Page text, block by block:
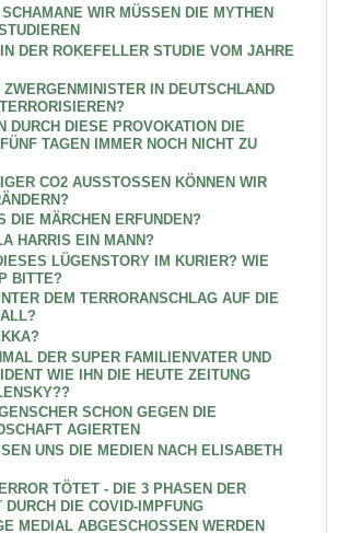
WIR MÜSSEN DIE MYTHEN
DER ROKEFELLER STUDIE VOM JAHRE
ZWERGENMINISTER IN DEUTSCHLAND
DURCH DIESE PROVOKATION DIE
TAGEN IMMER NOCH NICHT ZU
CO2 AUSSTOSSEN KÖNNEN WIR
DIE MÄRCHEN ERFUNDEN?
HARRIS EIN MANN?
LÜGENSTORY IM KURIER? WIE
BITTE?
DEM TERRORANSCHLAG AUF DIE
DER SUPER FAMILIENVATER UND
WIE IHN DIE HEUTE ZEITUNG
SCHON GEGEN DIE
AGIERTEN
UNS DIE MEDIEN NACH ELISABETH
TÖTET - DIE 3 PHASEN DER
DIE COVID-IMPFUNG
MEDIAL ABGESCHOSSEN WERDEN